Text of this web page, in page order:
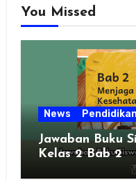
You Missed
News
Jawaban Buku
Kelas 2 Bab 2